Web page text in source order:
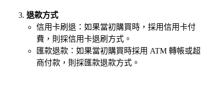
退款方式
信用卡刷退：如果當初購買時，採用信用卡付
費，則採信用卡退刷方式。
匯款退款：如果當初購買時採用 ATM 轉帳或超
商付款，則採匯款退款方式。